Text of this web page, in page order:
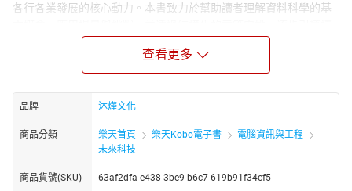
各行各業發展的核心動力。本書致力於幫助讀者理解資料科學的基
者從入門到應用的學習過程。本書的語言清晰易懂，內容科學嚴
謹，適合作為大學生、職場新手以及對資料驅動技術感興趣人士的
▎資料科學的應用與發展
全書共分為六章，系統性地介紹了資料科學的概念、技術方
法、應用領域及其未來發展。第1章詳細說明了資料科學的定義、方
法與工具，並分析了其對教育、醫療、交通等領域的深遠影響；第2
章則聚焦於資料科學的技術基礎，包括資料採集、儲存與處理等關
鍵技術；第3章深入探討資料分析技術方法，從分類、聚類到模型評
查看更多
品牌 沐燁文化
商品分類 樂天首頁 樂天Kobo電子書
電腦資訊與工程
未來科技
商品貨號(SKU) 63af2dfa-e438-3be9-b6c7-619b91f34cf5